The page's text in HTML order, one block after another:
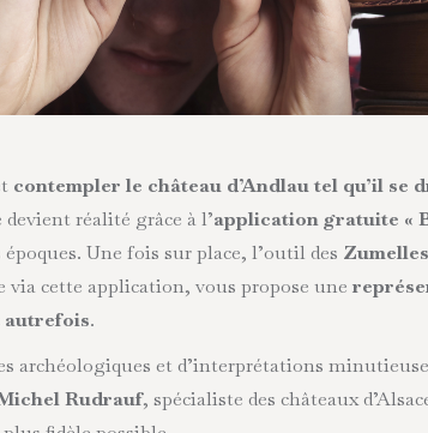
contempler le château d’Andlau tel qu’il se
réalité grâce à l’applicationgratuite «
Une fois sur place, l’outil des
cette application, vous propose une
autrefois.
archéologiques et d’interprétations
Rudrauf, spécialiste des châteaux